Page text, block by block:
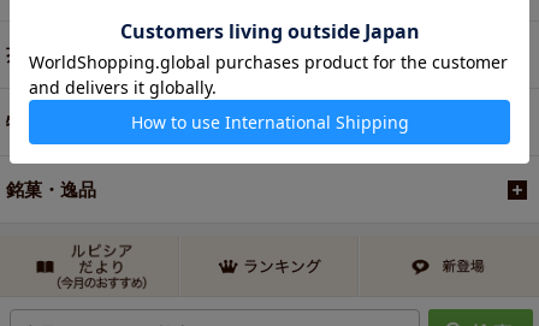
茶器・オリジナルグッズ
特別商品・お取り寄せ
銘菓・逸品